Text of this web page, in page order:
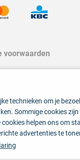
voorwaarden
technieken om je
Sommige cookies
helpen ons om
advertenties te